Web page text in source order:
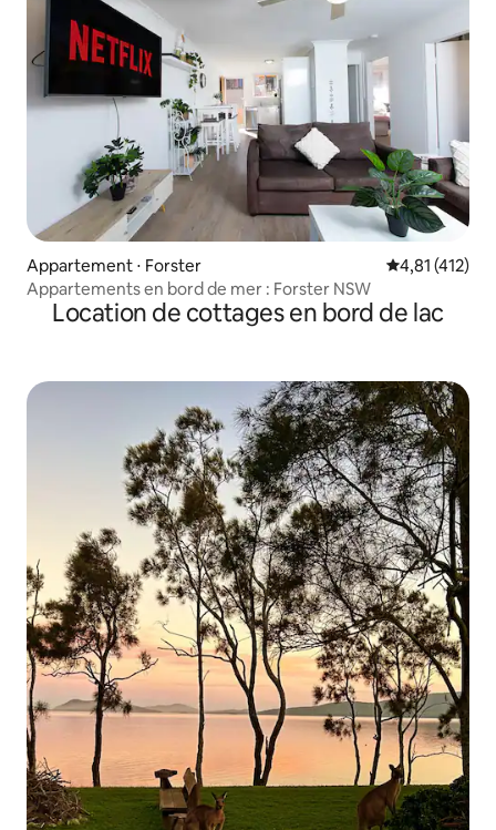
Appartement ⋅ Forster Évaluation
4,81 (412)
Appartements en bord de mer : Forster NSW
Location de cottages en bord de lac